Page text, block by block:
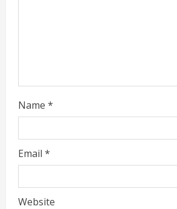
Name *
Email *
Website